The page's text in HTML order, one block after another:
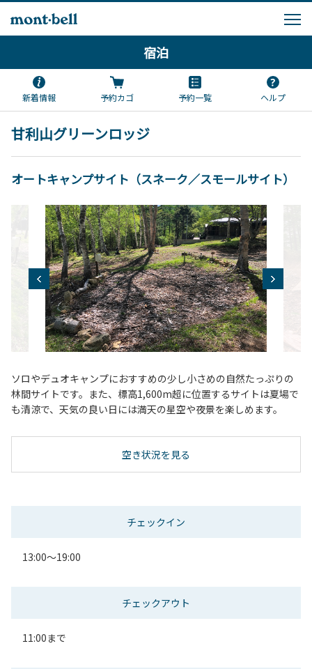
宿泊
新着情報 予約カゴ 予約一覧 ヘルプ
甘利山グリーンロッジ
オートキャンプサイト（スネーク／スモールサイト）
ソロやデュオキャンプにおすすめの少し小さめの自然たっぷりの
林間サイトです。また、標高1,600m超に位置するサイトは夏場で
も清涼で、天気の良い日には満天の星空や夜景を楽しめます。
空き状況を見る
チェックイン
13:00～19:00
チェックアウト
11:00まで